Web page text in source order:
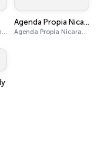
Los Cuentos de Pancho Madrigal
Agenda Propia Nicaragua
Agenda Propia Nicaragua